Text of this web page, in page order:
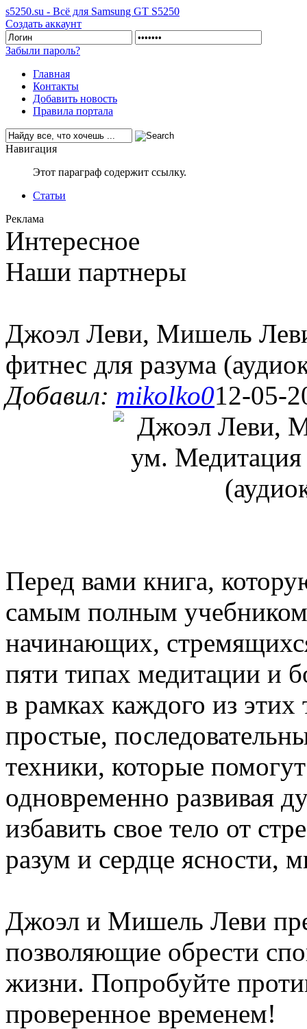
s5250.su - Всё для Samsung GT S5250
Создать аккаунт
Забыли пароль?
Главная
Контакты
Добавить новость
Правила портала
Навигация
Этот параграф содержит ссылку.
Статьи
Реклама
Интересное
Наши партнеры
Джоэл Леви, Мишель
фитнес для разума
Добавил: mikolko012-05-
Перед вами книга,
самым полным
начинающих,
пяти типах медитации и
в рамках каждого из
простые,
техники, которые
одновременно развивая
избавить свое тело от
разум и сердце ясности,
Джоэл и Мишель Леви
позволяющие обрести
жизни. Попробуйте
проверенное временем!